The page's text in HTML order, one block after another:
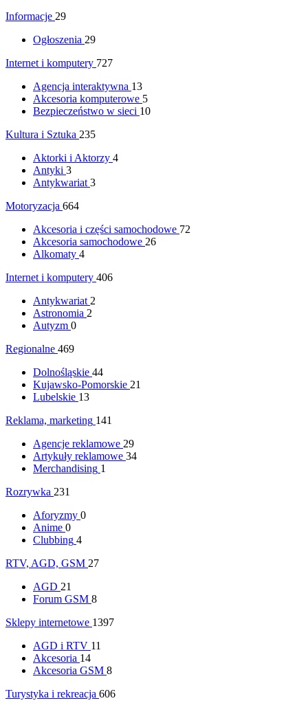
Informacje 29
Ogłoszenia 29
Internet i komputery 727
Agencja interaktywna 13
Akcesoria komputerowe 5
Bezpieczeństwo w sieci 10
Kultura i Sztuka 235
Aktorki i Aktorzy 4
Antyki 3
Antykwariat 3
Motoryzacja 664
Akcesoria i części samochodowe 72
Akcesoria samochodowe 26
Alkomaty 4
Internet i komputery 406
Antykwariat 2
Astronomia 2
Autyzm 0
Regionalne 469
Dolnośląskie 44
Kujawsko-Pomorskie 21
Lubelskie 13
Reklama, marketing 141
Agencje reklamowe 29
Artykuły reklamowe 34
Merchandising 1
Rozrywka 231
Aforyzmy 0
Anime 0
Clubbing 4
RTV, AGD, GSM 27
AGD 21
Forum GSM 8
Sklepy internetowe 1397
AGD i RTV 11
Akcesoria 14
Akcesoria GSM 8
Turystyka i rekreacja 606